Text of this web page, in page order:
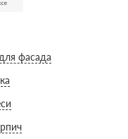
фасада